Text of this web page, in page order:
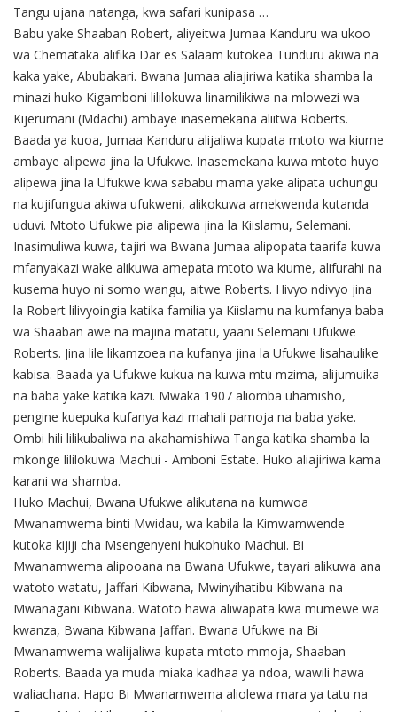
Tangu ujana natanga, kwa safari kunipasa …
Babu yake Shaaban Robert, aliyeitwa Jumaa Kanduru wa ukoo
wa Chemataka alifika Dar es Salaam kutokea Tunduru akiwa na
kaka yake, Abubakari. Bwana Jumaa aliajiriwa katika shamba la
minazi huko Kigamboni lililokuwa linamilikiwa na mlowezi wa
Kijerumani (Mdachi) ambaye inasemekana aliitwa Roberts.
Baada ya kuoa, Jumaa Kanduru alijaliwa kupata mtoto wa kiume
ambaye alipewa jina la Ufukwe. Inasemekana kuwa mtoto huyo
alipewa jina la Ufukwe kwa sababu mama yake alipata uchungu
na kujifungua akiwa ufukweni, alikokuwa amekwenda kutanda
uduvi. Mtoto Ufukwe pia alipewa jina la Kiislamu, Selemani.
Inasimuliwa kuwa, tajiri wa Bwana Jumaa alipopata taarifa kuwa
mfanyakazi wake alikuwa amepata mtoto wa kiume, alifurahi na
kusema huyo ni somo wangu, aitwe Roberts. Hivyo ndivyo jina
la Robert lilivyoingia katika familia ya Kiislamu na kumfanya baba
wa Shaaban awe na majina matatu, yaani Selemani Ufukwe
Roberts. Jina lile likamzoea na kufanya jina la Ufukwe lisahaulike
kabisa. Baada ya Ufukwe kukua na kuwa mtu mzima, alijumuika
na baba yake katika kazi. Mwaka 1907 aliomba uhamisho,
pengine kuepuka kufanya kazi mahali pamoja na baba yake.
Ombi hili lilikubaliwa na akahamishiwa Tanga katika shamba la
mkonge lililokuwa Machui - Amboni Estate. Huko aliajiriwa kama
karani wa shamba.
Huko Machui, Bwana Ufukwe alikutana na kumwoa
Mwanamwema binti Mwidau, wa kabila la Kimwamwende
kutoka kijiji cha Msengenyeni hukohuko Machui. Bi
Mwanamwema alipooana na Bwana Ufukwe, tayari alikuwa ana
watoto watatu, Jaffari Kibwana, Mwinyihatibu Kibwana na
Mwanagani Kibwana. Watoto hawa aliwapata kwa mumewe wa
kwanza, Bwana Kibwana Jaffari. Bwana Ufukwe na Bi
Mwanamwema walijaliwa kupata mtoto mmoja, Shaaban
Roberts. Baada ya muda miaka kadhaa ya ndoa, wawili hawa
waliachana. Hapo Bi Mwanamwema aliolewa mara ya tatu na